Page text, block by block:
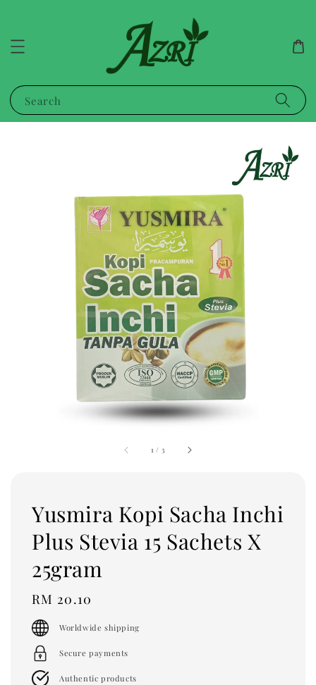
Search
1 / 3
Yusmira Kopi Sacha Inchi
Plus Stevia 15 Sachets X
25gram
Regular
price
RM 20.10
Worldwide shipping
Secure payments
Authentic products